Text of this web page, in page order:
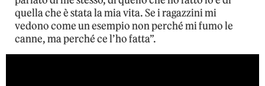
quella che è stata la mia vita. Se i ragazzini mi
vedono come un esempio non perché mi fumo le
canne, ma perché ce l’ho fatta”.